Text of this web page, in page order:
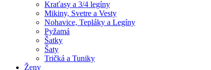
Kraťasy a 3/4 legíny
Mikiny, Svetre a Vesty
Nohavice, Tepláky a Legíny
Pyžamá
Šatky
Šaty
Tričká a Tuniky
Ženy